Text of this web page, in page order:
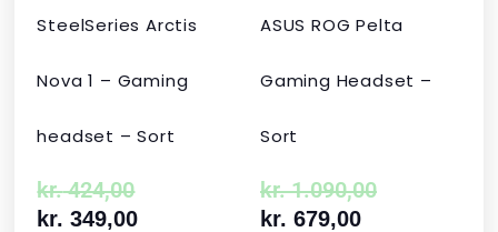
SteelSeries Arctis
Nova 1 – Gaming
headset – Sort
kr.424,00
kr. 349,00
ASUS ROG Pelta
Gaming Headset –
Sort
kr.1.090,00
kr. 679,00